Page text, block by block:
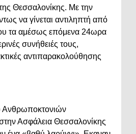
Θεσσαλονίκης. Με την
να γίνεται αντιληπτή από
τα αμέσως επόμενα 24ωρα
συνήθειές τους,
αντιπαρακολούθησης
Ανθρωποκτονιών
Ασφάλεια Θεσσαλονίκης